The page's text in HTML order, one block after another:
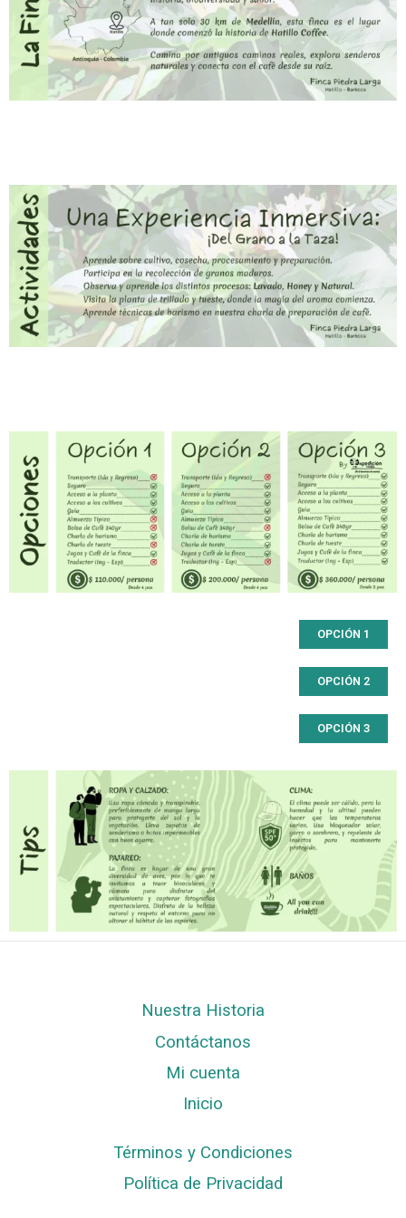
OPCIÓN 1
OPCIÓN 2
OPCIÓN 3
Nuestra Historia
Contáctanos
Mi cuenta
Inicio
Términos y Condiciones
Política de Privacidad